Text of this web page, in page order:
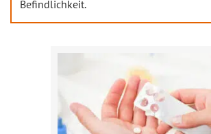
Befindlichkeit.